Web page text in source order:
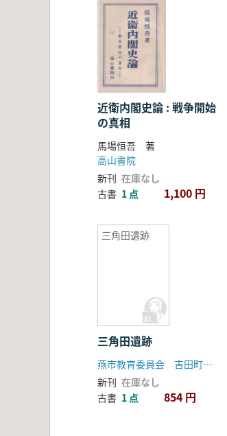
近衛内閣史論 : 戦争開始
の真相
馬場恒吾 著
高山書院
新刊 在庫なし
古書 1 点 1,100 円
三角田遺跡
三角田遺跡
燕市教育委員会 吉田町教育委員会
新刊 在庫なし
古書 1 点 854 円